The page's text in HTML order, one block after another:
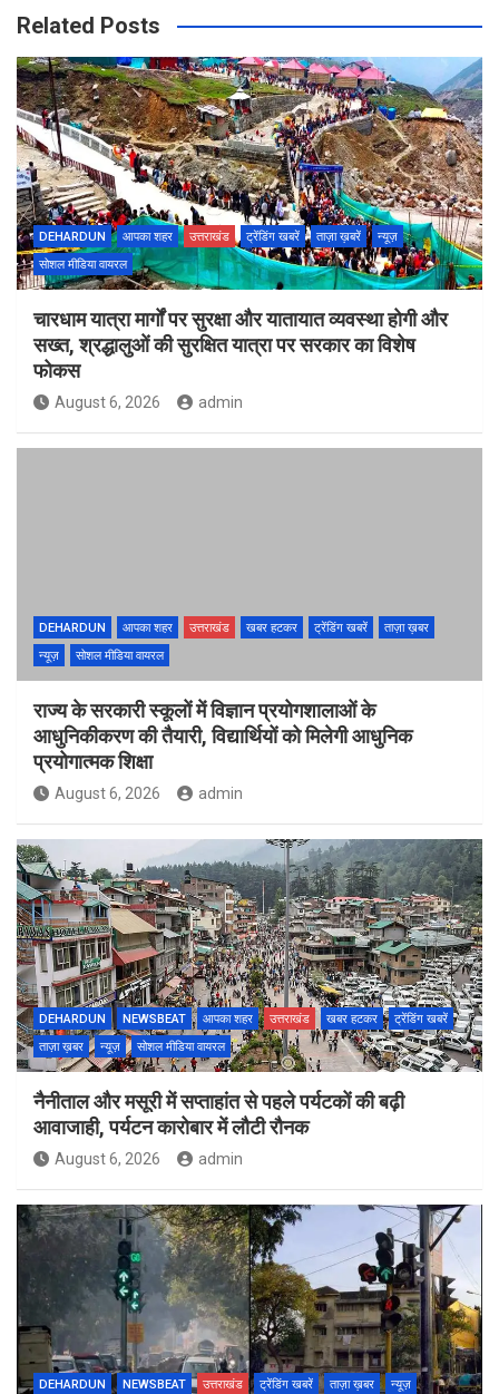
Related Posts
DEHARDUN आपका शहर उत्तराखंड ट्रेंडिंग खबरें ताज़ा ख़बरें
न्यूज़
सोशल मीडिया वायरल
चारधाम यात्रा मार्गों पर सुरक्षा और यातायात व्यवस्था होगी और
सख्त, श्रद्धालुओं की सुरक्षित यात्रा पर सरकार का विशेष
फोकस
August 6, 2026 admin
DEHARDUN आपका शहर उत्तराखंड खबर हटकर ट्रेंडिंग खबरें
ताज़ा ख़बर
न्यूज़
सोशल मीडिया वायरल
राज्य के सरकारी स्कूलों में विज्ञान प्रयोगशालाओं के
आधुनिकीकरण की तैयारी, विद्यार्थियों को मिलेगी आधुनिक
प्रयोगात्मक शिक्षा
August 6, 2026 admin
DEHARDUN NEWSBEAT आपका शहर उत्तराखंड खबर हटकर
ट्रेंडिंग खबरें
ताज़ा ख़बर
न्यूज़ सोशल मीडिया वायरल
नैनीताल और मसूरी में सप्ताहांत से पहले पर्यटकों की बढ़ी
आवाजाही, पर्यटन कारोबार में लौटी रौनक
August 6, 2026 admin
DEHARDUN NEWSBEAT उत्तराखंड ट्रेंडिंग खबरें ताज़ा ख़बर
न्यूज़